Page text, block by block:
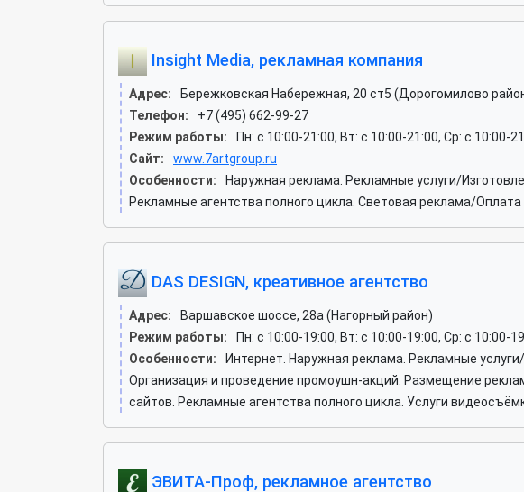
Insight Media, рекламная компания
Адрес:
Бережковская Набережная, 20 ст5 (Дорогомилово
Телефон:
+7 (495) 662-99-27
Режим работы:
Пн: c 10:00-21:00, Вт: c 10:00-21:00, Ср: c 10:00-
Сайт:
www.7artgroup.ru
Особенности:
Наружная реклама. Рекламные услуги/
Рекламные агентства полного цикла. Световая реклама/Оплата
DAS DESIGN, креативное агентство
Адрес:
Варшавское шоссе, 28а (Нагорный район)
Режим работы:
Пн: c 10:00-19:00, Вт: c 10:00-19:00, Ср: c 10:00-
Особенности:
Интернет. Наружная реклама. Рекламные
Организация и проведение промоушн-акций. Размещение
сайтов. Рекламные агентства полного цикла. Услуги
ЭВИТА-Проф, рекламное агентство